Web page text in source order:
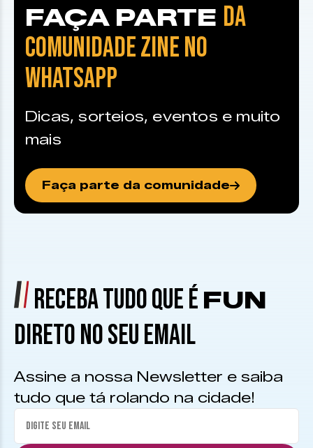
FAÇA PARTE DA
COMUNIDADE ZINE NO
WHATSAPP
Dicas, sorteios, eventos e muito
mais
Faça parte da comunidade
RECEBA TUDO QUE É FUN
DIRETO NO SEU EMAIL
Assine a nossa Newsletter e saiba
tudo que tá rolando na cidade!